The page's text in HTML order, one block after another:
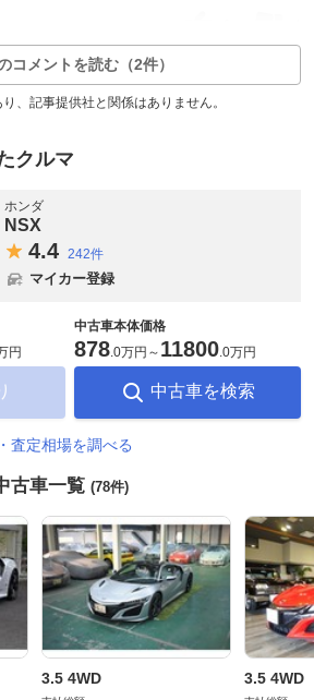
コメントを読む（2件）
、記事提供社と関係はありません。
クルマ
ホンダ
NSX
4.4 242件
マイカー登録
円
中古車本体価格
878.0万円 ～ 11800.0万円
中古車を検索
査定相場を調べる
古車一覧 (78件)
3.5 4WD 3.5 4WD